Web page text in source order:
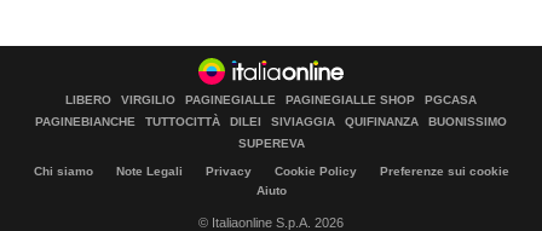
LIBERO VIRGILIO PAGINEGIALLE PAGINEGIALLE SHOP
PGCASA
PAGINEBIANCHE
TUTTOCITTÀ DILEI SIVIAGGIA QUIFINANZA
BUONISSIMO
SUPEREVA
Chi siamo Note Legali Privacy Cookie Policy
Preferenze sui cookie
Aiuto
© Italiaonline S.p.A. 2026